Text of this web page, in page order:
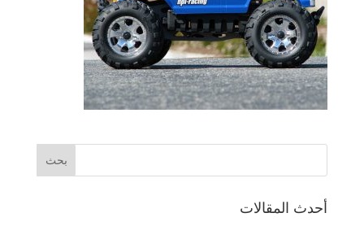
أحدث المقالات